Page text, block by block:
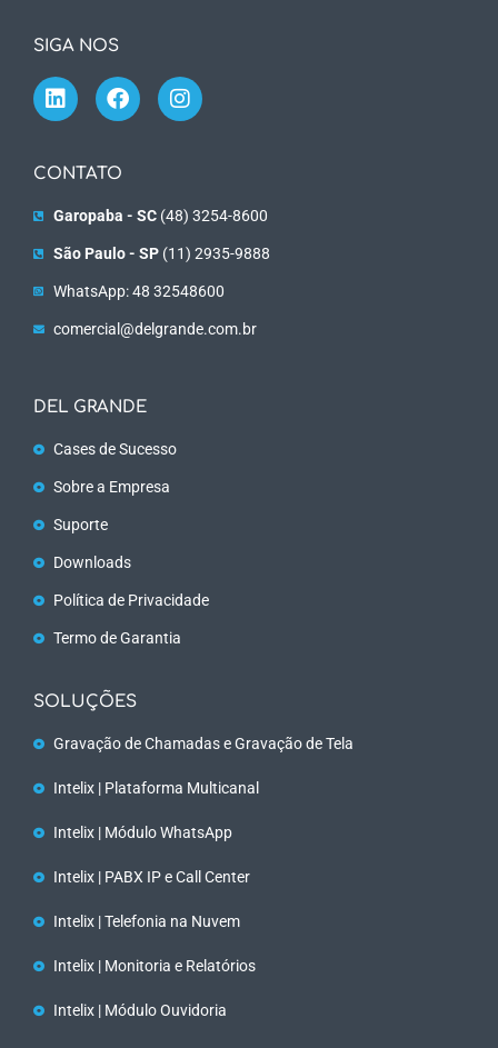
SIGA NOS
CONTATO
Garopaba - SC(48) 3254-8600
São Paulo - SP(11) 2935-9888
WhatsApp: 48 32548600
comercial@delgrande.com.br
DEL GRANDE
Cases de Sucesso
Sobre a Empresa
Suporte
Downloads
Política de Privacidade
Termo de Garantia
SOLUÇÕES
Gravação de Chamadas e Gravação de Tela
Intelix | Plataforma Multicanal
Intelix | Módulo WhatsApp
Intelix | PABX IP e Call Center
Intelix | Telefonia na Nuvem
Intelix | Monitoria e Relatórios
Intelix | Módulo Ouvidoria